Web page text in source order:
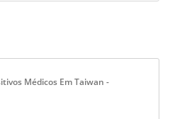
Médicos Em Taiwan -